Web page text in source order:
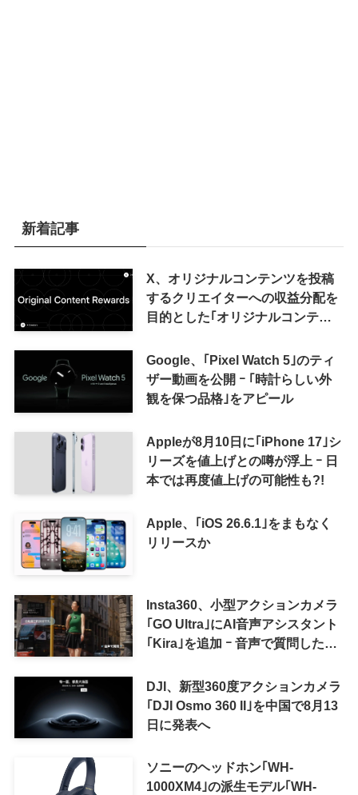
新着記事
X、オリジナルコンテンツを投稿
するクリエイターへの収益分配を
目的とした｢オリジナルコンテン
来の｢収益分配｣は廃止
Google、｢Pixel Watch 5｣のティ
ザー動画を公開 ｰ ｢時計らしい外
観を保つ品格｣をアピール
Appleが8月10日に｢iPhone 17｣シ
リーズを値上げとの噂が浮上 ｰ 日
本では再度値上げの可能性も?!
Apple、｢iOS 26.6.1｣をまもなく
リリースか
Insta360、小型アクションカメラ
｢GO Ultra｣にAI音声アシスタント
｢Kira｣を追加 ｰ 音声で質問した
可能に
DJI、新型360度アクションカメラ
｢DJI Osmo 360 II｣を中国で8月13
日に発表へ
ソニーのヘッドホン｢WH-
1000XM4｣の派生モデル｢WH-